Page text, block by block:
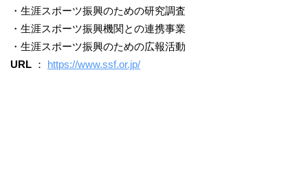
・生涯スポーツ振興のための研究調査
・生涯スポーツ振興機関との連携事業
・生涯スポーツ振興のための広報活動
URL ： https://www.ssf.or.jp/